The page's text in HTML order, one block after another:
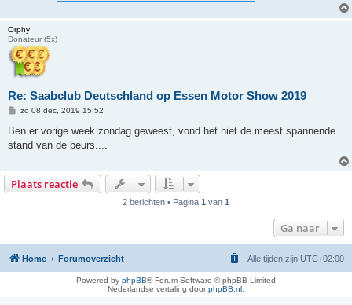
Orphy
Donateur (5x)
Re: Saabclub Deutschland op Essen Motor Show 2019
B
r
c
zo 08 dec, 2019 15:52
Ben er vorige week zondag geweest, vond het niet de meest spannende
stand van de beurs....
Plaats reactie
2 berichten • Pagina 1 van 1
Ga naar
Home Forumoverzicht Alle tijden zijn UTC+02:00
Powered by phpBB® Forum Software © phpBB Limited
Nederlandse vertaling doorphpBB.nl